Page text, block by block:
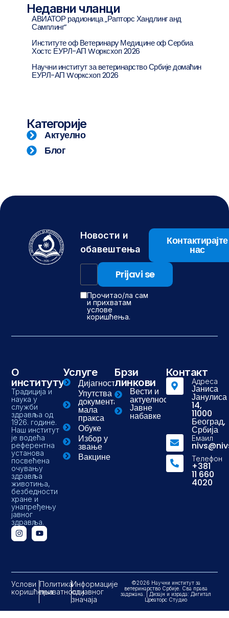
Недавни чланци
АВИАТОР радионица „Рапторс Хандлинг анд
Самплинг”
Институте оф Ветеринарy Медицине оф Сербиа
Хостс ЕУРЛ-АП Wорксхоп 2026
Научни институт за ветеринарство Србије домаћин
ЕУРЛ-АП Wорксхоп 2026
Категорије
Актуелно
Блог
Новости и
обавештења
Прочитао/ла сам
и прихватам
услове
коришћења.
Контактирајте
нас
О
институту
Традиција и
наука у
служби
здравља од
1926. године.
Наш институт
је водећа
референтна
установа
посвећена
очувању
здравља
животиња,
безбедности
хране и
унапређењу
јавног
здравља.
Услуге
Дијагностика
Упутства и
документа-
мала
пракса
Обуке
Избор у
звање
Вакцине
Брзи
линкови
Вести и
актуелности
Јавне
набавке
Контакт
Адреса
Јаниса
Јанулиса
14,
11000
Београд,
Србија
Емаил
Телефон
+381
11 660
4020
Услови
коришћења
Политика
приватности
Информације
од јавног
значаја
©2026 Научни институт за
ветеринарство Србије. Сва права
задржана. | Дизајн и израда: Дигитал
Цреаторс Студио